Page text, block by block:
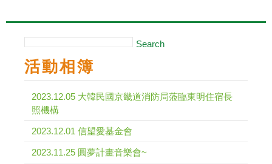
Search
活動相簿
2023.12.05 大韓民國京畿道消防局蒞臨東明住宿長
照機構
2023.12.01 信望愛基金會
2023.11.25 圓夢計畫音樂會~